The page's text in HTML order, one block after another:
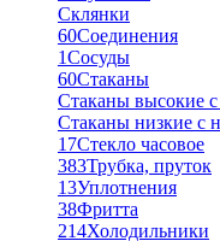
Склянки
60Соединения
1Сосуды
60Стаканы
Стаканы высокие
Стаканы низкие с
17Стекло часовое
383Трубка, пруток
13Уплотнения
38Фритта
214Холодильники